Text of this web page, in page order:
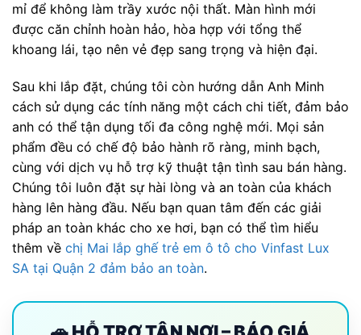
mỉ để không làm trầy xước nội thất. Màn hình mới
được căn chỉnh hoàn hảo, hòa hợp với tổng thể
khoang lái, tạo nên vẻ đẹp sang trọng và hiện đại.
Sau khi lắp đặt, chúng tôi còn hướng dẫn Anh Minh
cách sử dụng các tính năng một cách chi tiết, đảm bảo
anh có thể tận dụng tối đa công nghệ mới. Mọi sản
phẩm đều có chế độ bảo hành rõ ràng, minh bạch,
cùng với dịch vụ hỗ trợ kỹ thuật tận tình sau bán hàng.
Chúng tôi luôn đặt sự hài lòng và an toàn của khách
hàng lên hàng đầu. Nếu bạn quan tâm đến các giải
pháp an toàn khác cho xe hơi, bạn có thể tìm hiểu
thêm về chị Mai lắp ghế trẻ em ô tô cho Vinfast Lux
SA tại Quận 2 đảm bảo an toàn.